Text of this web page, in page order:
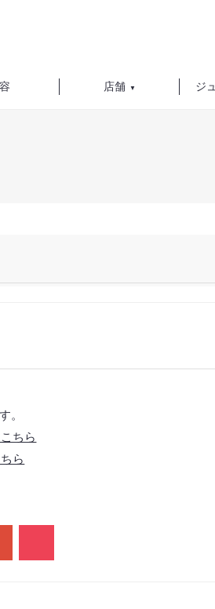
店舗 ▼ ジ
。
ちら
ら